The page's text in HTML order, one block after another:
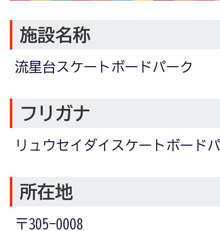
施設名称
流星台スケートボードパーク
フリガナ
リュウセイダイスケートボード
所在地
〒305-0008